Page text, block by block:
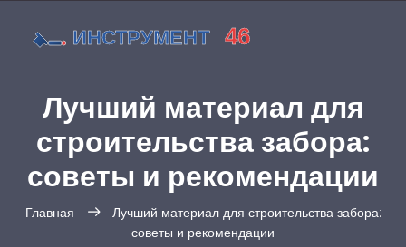
Лучший материал для
строительства забора:
советы и рекомендации
Главная
Лучший материал для строительства забора:
советы и рекомендации